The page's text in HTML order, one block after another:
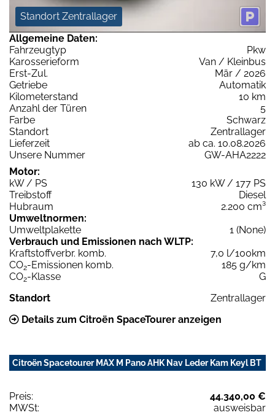
Standort Zentrallager
Allgemeine Daten:
Fahrzeugtyp
Pkw
Karosserieform
Van / Kleinbus
Erst-Zul.
Mär / 2026
Getriebe
Automatik
Kilometerstand
10 km
Anzahl der Türen
5
Farbe
Schwarz
Standort
Zentrallager
Lieferzeit
ab ca. 10.08.2026
Unsere Nummer
GW-AHA2222
Motor:
kW / PS
130 kW / 177 PS
Treibstoff
Diesel
Hubraum
2.200 cm³
Umweltnormen:
Umweltplakette
1 (None)
Verbrauch und Emissionen nach WLTP:
Kraftstoffverbr. komb.
7,0 l/100km
CO2-Emissionen komb.
185 g/km
CO2-Klasse
G
Standort
Zentrallager
Details zum Citroën SpaceTourer anzeigen
Citroën Spacetourer MAX M Pano AHK Nav Leder Kam Keyl BT
Preis:
44.340,00 €
MWSt:
ausweisbar